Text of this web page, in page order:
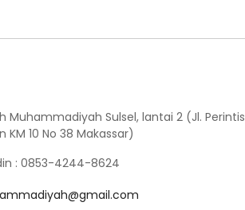
Muhammadiyah Sulsel, lantai 2 (Jl. Perintis
KM 10 No 38 Makassar)
: 0853-4244-8624